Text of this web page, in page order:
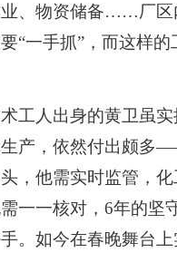
业、物资储备……厂区
“一手抓”，而这样的
人出身的黄卫虽实
产，依然付出颇多
，他需实时监管，
一一核对，6年的坚
。如今在春晚舞台